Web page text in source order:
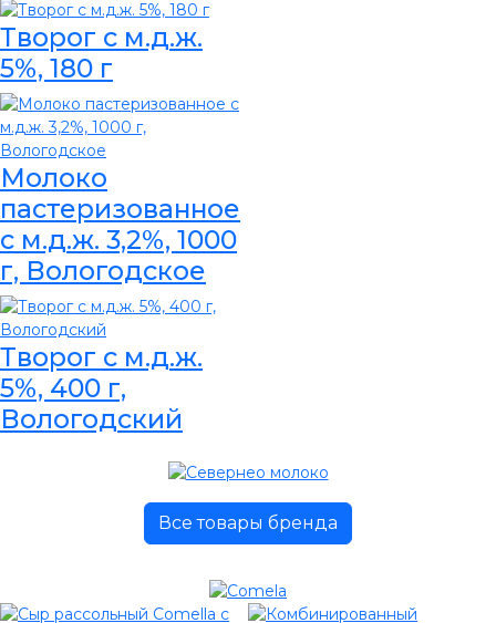
Творог с м.д.ж.
5%, 180 г
Молоко
пастеризованное
с м.д.ж. 3,2%, 1000
г, Вологодское
Творог с м.д.ж.
5%, 400 г,
Вологодский
Все товары бренда